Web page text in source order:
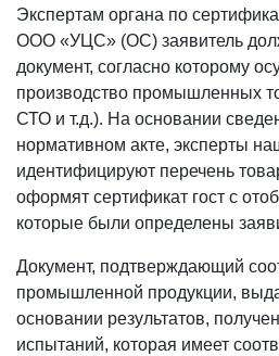
Экспертам органа по
ООО «УЦС» (ОС) заявитель
документ, согласно которому
производство промышленных
СТО и т.д.). На основании
нормативном акте, эксперты
идентифицируют перечень
оформят сертификат гост с
которые были определены
Документ, подтверждающий
промышленной продукции,
основании результатов,
испытаний, которая имеет